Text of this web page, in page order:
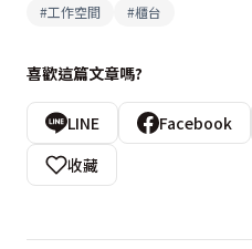
#工作空間 #櫃台
喜歡這篇文章嗎?
LINE Facebook
收藏